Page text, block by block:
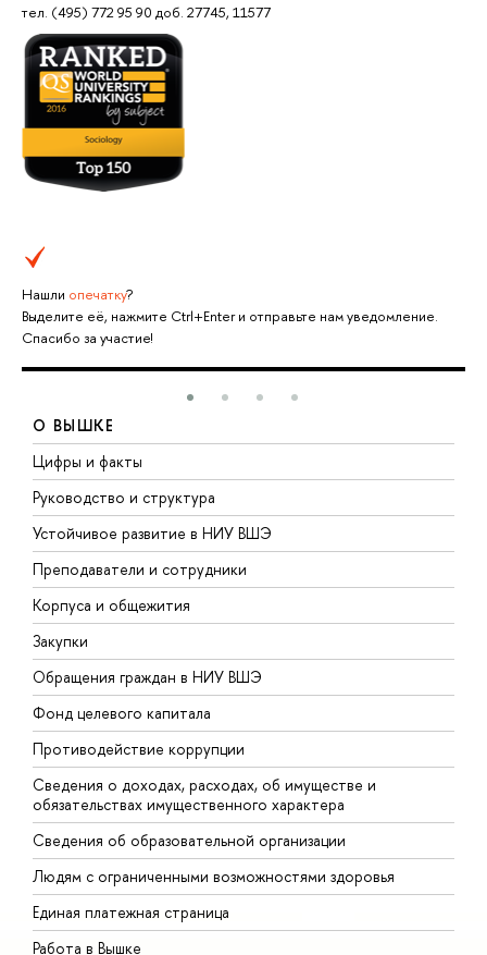
тел. (495) 772 95 90 доб. 27745, 11577
Нашли опечатку?
Выделите её, нажмите Ctrl+Enter и отправьте нам уведомление.
Спасибо за участие!
О ВЫШКЕ
Цифры и факты
Руководство и структура
Устойчивое развитие в НИУ ВШЭ
Преподаватели и сотрудники
Корпуса и общежития
Закупки
Обращения граждан в НИУ ВШЭ
Фонд целевого капитала
Противодействие коррупции
Сведения о доходах, расходах, об имуществе и
обязательствах имущественного характера
Сведения об образовательной организации
Людям с ограниченными возможностями здоровья
Единая платежная страница
Работа в Вышке